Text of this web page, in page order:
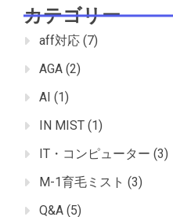
カテゴリー
aff対応 (7)
AGA (2)
AI (1)
IN MIST (1)
IT・コンピューター (3)
M-1育毛ミスト (3)
Q&A (5)